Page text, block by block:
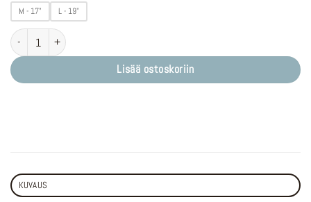
M - 17" L - 19"
Crussis E-Atland 7 | Panasonic GX Power Plus 75Nm | LG 894Wh määrä
Lisää ostoskoriin
KUVAUS